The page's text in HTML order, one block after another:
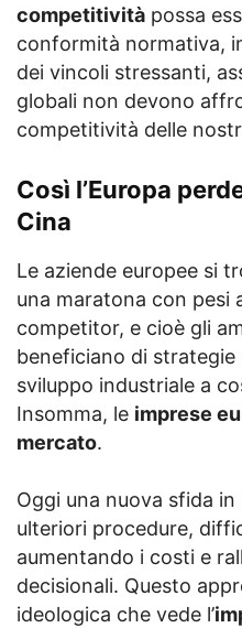
competitività possa
conformità normativa,
dei vincoli stressanti,
globali non devono
competitività delle
Così l’Europa
Cina
Le aziende europee si
una maratona con pesi
competitor, e cioè gli
beneficiano di
sviluppo industriale a
Insomma, le imprese
mercato.
Oggi una nuova sfida
ulteriori procedure,
aumentando i costi e
decisionali. Questo
ideologica che vede l’